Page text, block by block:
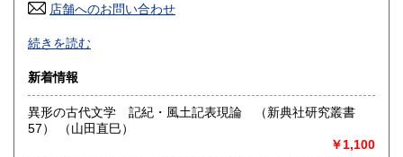
高知県 600円
佐賀県
熊本県 600円 大分県 600円
宮崎県
店舗へのお問い合わせ
◆店頭に無い場合がございますので、来店購入をご希望の場
合は事前にメールにてお問い合わせください。
◆店舗販売もしておりますので品切の場合もございます。
◆返信・在庫確認・発送等に時間がかかりますので、お急ぎ
の方はご遠慮ください。
◆お問い合わせはメールにてお願いいたします。電話でのご
連絡・お問い合わせには対応できない場合がございます。
続きを読む
新着情報
異形の古代文学 記紀・風土記表現論 （新典社研究叢書
57） （山田直巳）
￥1,100